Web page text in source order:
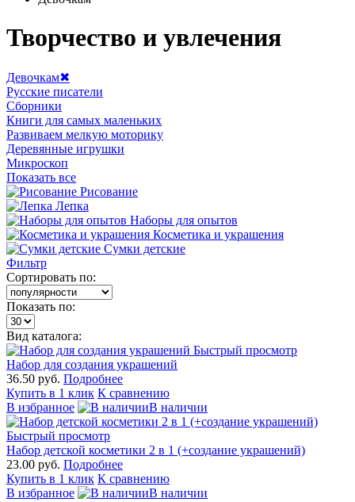
Творчество и увлечения
Девочкам✖
Русские писатели
Сборники
Книги для самых маленьких
Развиваем мелкую моторику
Деревянные игрушки
Микроскоп
Показать все
Рисование
Лепка
Наборы для опытов
Косметика и украшения
Сумки детские
Фильтр
Сортировать по:
Показать по:
Вид каталога:
Быстрый просмотр
Набор для создания украшений
36.50 руб. Подробнее
Купить в 1 клик К сравнению
В избранное
В наличии
Быстрый просмотр
Набор детской косметики 2 в 1 (+создание украшений)
23.00 руб. Подробнее
Купить в 1 клик К сравнению
В избранное
В наличии